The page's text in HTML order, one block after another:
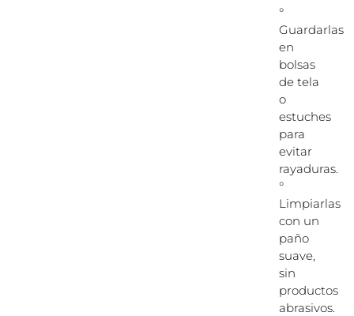
°
Guardarlas
en
bolsas
de tela
o
estuches
para
evitar
rayaduras.
°
Limpiarlas
con un
paño
suave,
sin
productos
abrasivos.